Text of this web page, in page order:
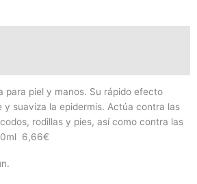
para piel y manos. Su rápido efecto
y suaviza la epidermis. Actúa contra las
rodillas y pies, así como contra las
6,66€